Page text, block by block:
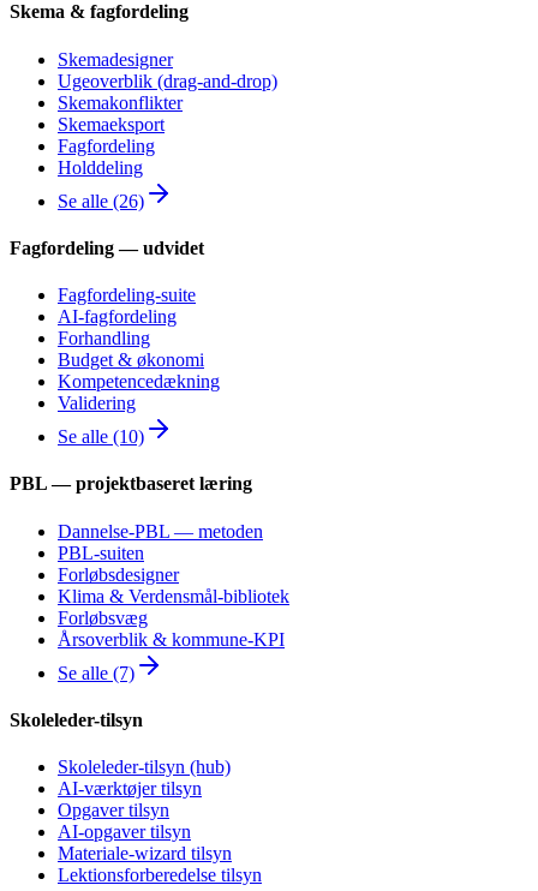
Skema & fagfordeling
Skemadesigner
Ugeoverblik (drag-and-drop)
Skemakonflikter
Skemaeksport
Fagfordeling
Holddeling
Se alle (26)
Fagfordeling — udvidet
Fagfordeling-suite
AI-fagfordeling
Forhandling
Budget & økonomi
Kompetencedækning
Validering
Se alle (10)
PBL — projektbaseret læring
Dannelse-PBL — metoden
PBL-suiten
Forløbsdesigner
Klima & Verdensmål-bibliotek
Forløbsvæg
Årsoverblik & kommune-KPI
Se alle (7)
Skoleleder-tilsyn
Skoleleder-tilsyn (hub)
AI-værktøjer tilsyn
Opgaver tilsyn
AI-opgaver tilsyn
Materiale-wizard tilsyn
Lektionsforberedelse tilsyn